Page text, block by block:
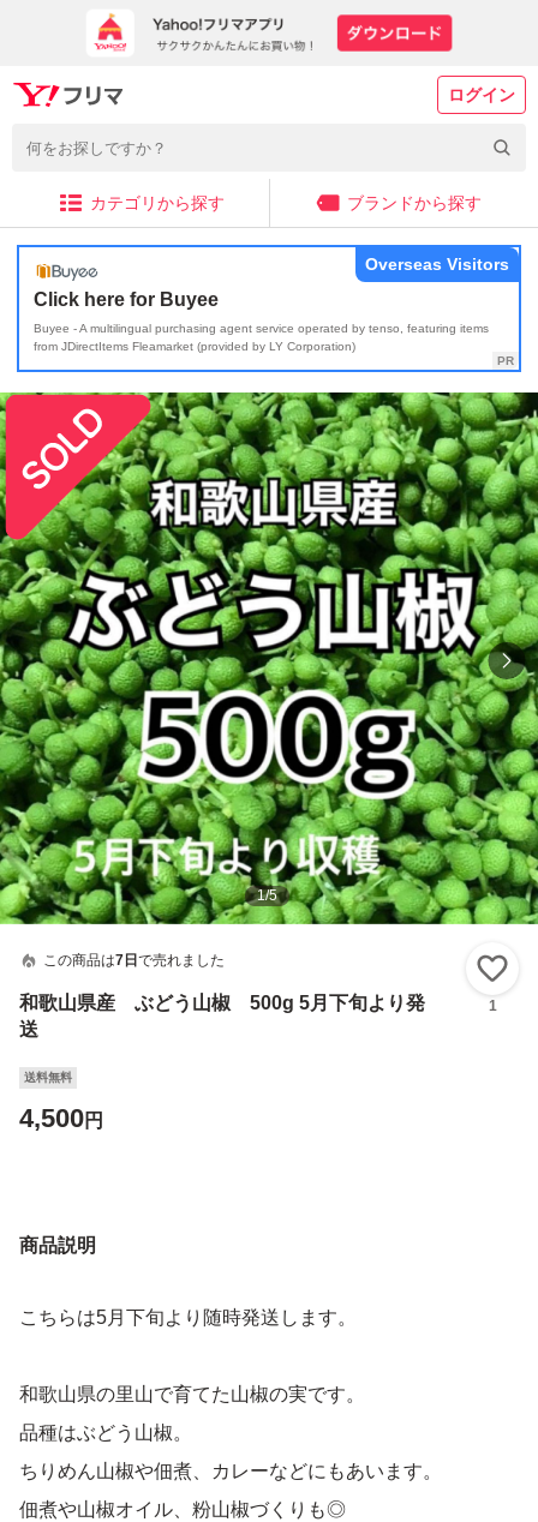
ログイン
カテゴリから探す ブランドから探す
Click here for Buyee
Buyee - A multilingual purchasing agent service operated by tenso, featuring items
from JDirectItems Fleamarket (provided by LY Corporation)
Overseas Visitors
1/5
この商品は7日 で売れました
和歌山県産 ぶどう山椒 500g 5月下旬より発
送
1
送料無料
4,500円
商品説明
こちらは5月下旬より随時発送します。
和歌山県の里山で育てた山椒の実です。
品種はぶどう山椒。
ちりめん山椒や佃煮、カレーなどにもあいます。
佃煮や山椒オイル、粉山椒づくりも◎